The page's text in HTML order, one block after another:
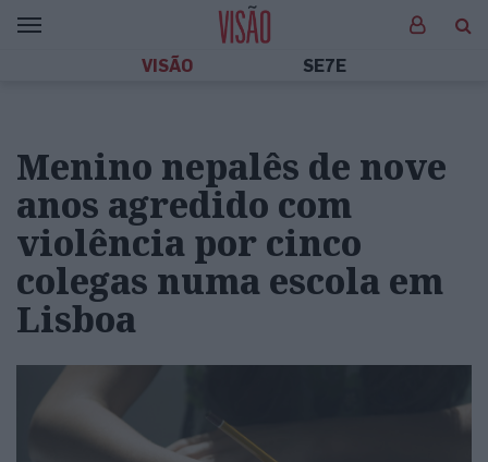
VISÃO SE7E
Menino nepalês de nove
anos agredido com
violência por cinco
colegas numa escola em
Lisboa